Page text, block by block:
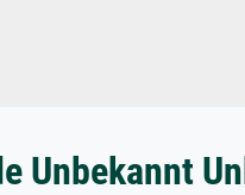
Unbekannt